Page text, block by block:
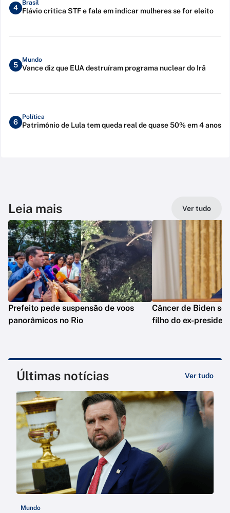
4
Brasil
Flávio critica STF e fala em indicar mulheres se for eleito
5
Mundo
Vance diz que EUA destruíram programa nuclear do Irã
6
Política
Patrimônio de Lula tem queda real de quase 50% em 4 anos
Leia mais Ver tudo
Prefeito pede suspensão de voos
panorâmicos no Rio
Câncer de Biden se
filho do ex-
Últimas notícias Ver tudo
Mundo